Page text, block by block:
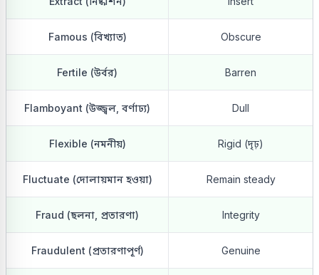
Famous (বিখ্যাত) Obscure
Fertile (উর্বর) Barren
Flamboyant (উজ্জ্বল, বর্ণাঢ্য) Dull
Flexible (নমনীয়) Rigid (দৃঢ়)
Fluctuate (দোলায়মান হওয়া) Remain steady
Fraud (ছলনা, প্রতারণা) Integrity
Fraudulent (প্রতারণাপূর্ণ) Genuine